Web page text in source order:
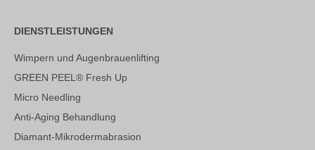
DIENSTLEISTUNGEN
Wimpern und Augenbrauenlifting
GREEN PEEL® Fresh Up
Micro Needling
Anti-Aging Behandlung
Diamant-Mikrodermabrasion